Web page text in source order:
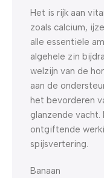
Het is rijk aan
zoals calcium,
alle essentiële
algehele zin
welzijn van de
aan de
het bevorderen
glanzende
ontgiftende
spijsvertering.
Banaan